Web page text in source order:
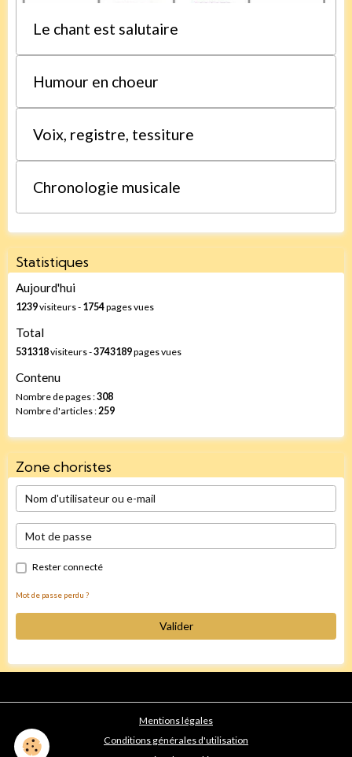
Le chant est salutaire
Humour en choeur
Voix, registre, tessiture
Chronologie musicale
Statistiques
Aujourd'hui
1239visiteurs - 1754pages vues
Total
531318visiteurs -3743189pages vues
Contenu
Nombre de pages :308
Nombre d'articles :259
Zone choristes
Rester connecté
Mot de passe perdu ?
Valider
Mentions légales
Conditions générales d'utilisation